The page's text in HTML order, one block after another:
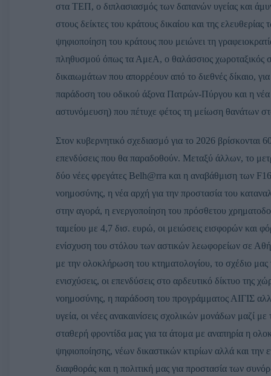
στα ΤΕΠ, ο διπλασιασμός των δαπανών υγείας και
στους δείκτες του κράτους δικαίου και της
ψηφιοποίηση του κράτους που μειώνει τη
πληθυσμού όπως τα ΑμεΑ, ο θαλάσσιος χωροταξικός
δικαιωμάτων που απορρέουν από το διεθνές δίκαιο,
παράδοση του οδικού άξονα Πατρών-Πύργου και η
αστυνόμευση) που πέτυχε φέτος τη μείωση θανάτων
Στον κυβερνητικό σχεδιασμό για το 2026 βρίσκονται
επενδύσεις που θα παραδοθούν. Μεταξύ άλλων, το
δύο νέες φρεγάτες Belh@rra και η αναβάθμιση των
νοημοσύνης, η νέα αρχή για την προστασία του
στην αγορά, η ενεργοποίηση του πρόσθετου
ταμείου με 4,7 δισ. ευρώ, οι μειώσεις εισφορών
ενίσχυση του στόλου των αστικών λεωφορείων σε
με την ολοκλήρωση του κτηματολογίου, το σχέδιο μας
ενισχύσεις, οι επενδύσεις στο αρδευτικό δίκτυο της
νοημοσύνης, η παράδοση του προγράμματος ΑΙΓΙΣ
υγεία, οι νέες ανακαινίσεις σχολικών μονάδων μαζί
σταθερή φροντίδα μας για τα άτομα με αναπηρία η
ψηφιοποίησης, νέων δικαστικών κτιρίων αλλά και την
διαφθοράς και η πολιτική μας για προστασία των